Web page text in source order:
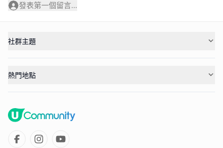
發表第一個留言...
社群主題
熱門地點